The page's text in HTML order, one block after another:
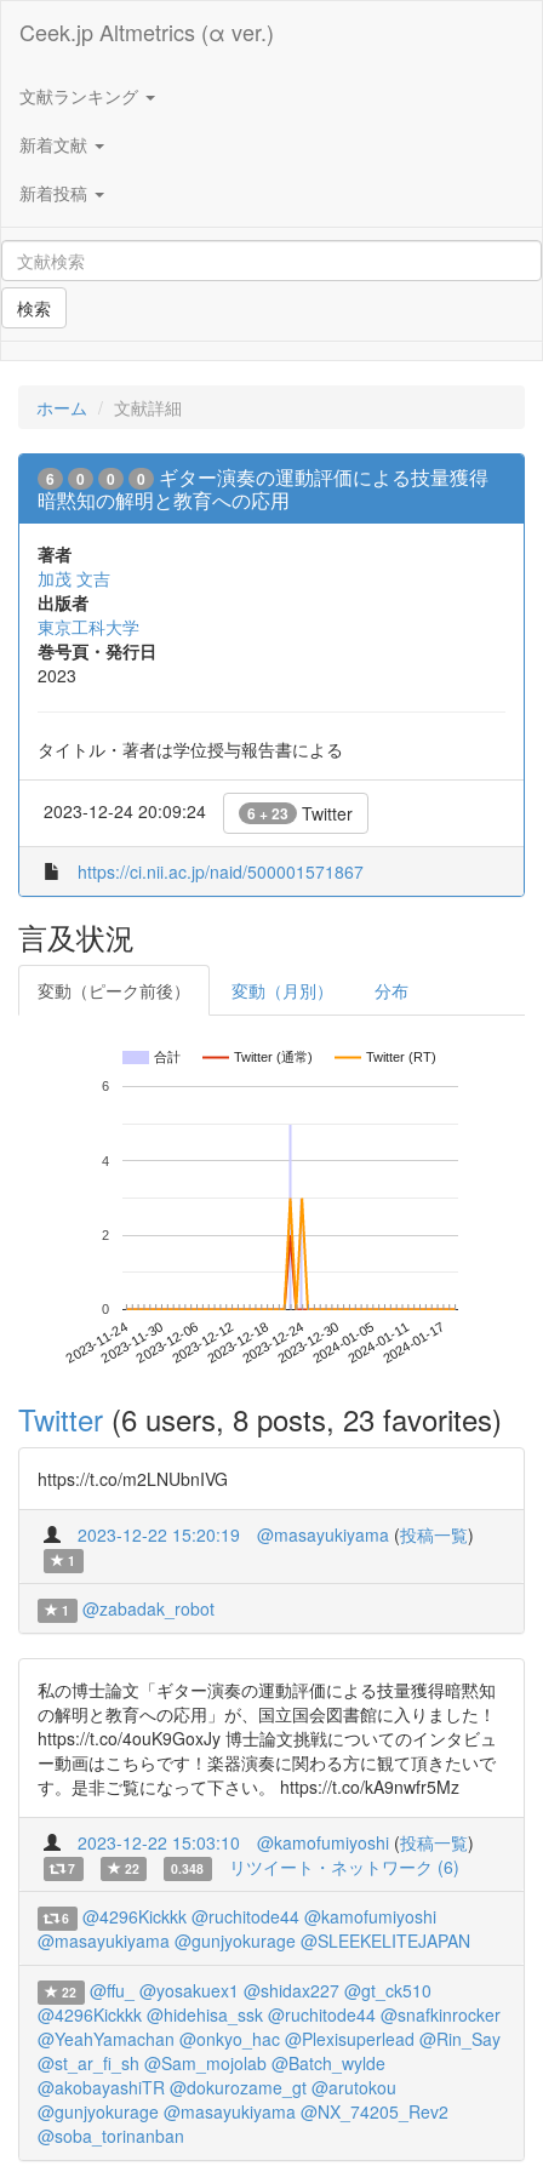
Ceek.jp Altmetrics (α ver.)
文献ランキング
新着文献
新着投稿
検索
ホーム 文献詳細
6 0 0 0
ギター演奏の運動評価による技量獲得
暗黙知の解明と教育への応用
著者
加茂 文吉
出版者
東京工科大学
巻号頁・発行日
2023
タイトル・著者は学位授与報告書による
2023-12-24 20:09:24 6 + 23 Twitter
https://ci.nii.ac.jp/naid/500001571867
言及状況
変動（ピーク前後） 変動（月別） 分布
合計 Twitter (通常) Twitter (RT)
2023-11-242023-11-302023-12-062023-12-122023-12-182023-12-242023-12-302024-01-052024-01-112024-01-17
0
2
4
6
Twitter (6 users, 8 posts, 23 favorites)
https://t.co/m2LNUbnIVG
2023-12-22 15:20:19 @masayukiyama (投稿一覧)
1
1 @zabadak_robot
私の博士論文「ギター演奏の運動評価による技量獲得暗黙知
の解明と教育への応用」が、国立国会図書館に入りました！
https://t.co/4ouK9GoxJy 博士論文挑戦についてのインタビュ
ー動画はこちらです！楽器演奏に関わる方に観て頂きたいで
す。是非ご覧になって下さい。 https://t.co/kA9nwfr5Mz
2023-12-22 15:03:10 @kamofumiyoshi (投稿一覧)
7 22 0.348 リツイート・ネットワーク (6)
6 @4296Kickkk @ruchitode44 @kamofumiyoshi
@masayukiyama @gunjyokurage @SLEEKELITEJAPAN
22 @ffu_ @yosakuex1 @shidax227 @gt_ck510
@4296Kickkk @hidehisa_ssk @ruchitode44 @snafkinrocker
@YeahYamachan @onkyo_hac @Plexisuperlead @Rin_Say
@st_ar_fi_sh @Sam_mojolab @Batch_wylde
@akobayashiTR @dokurozame_gt @arutokou
@gunjyokurage @masayukiyama @NX_74205_Rev2
@soba_torinanban